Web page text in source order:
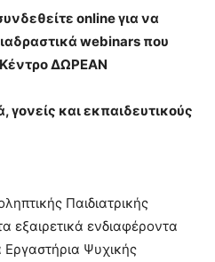
online για να
webinars που
ΔΩΡΕΑΝ
γονείς και εκπαιδευτικούς
Παιδιατρικής
εξαιρετικά ενδιαφέροντα
Εργαστήρια Ψυχικής